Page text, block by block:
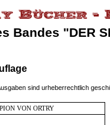
Bandes "DER
sind urheberrechtlich
VON ORTRY